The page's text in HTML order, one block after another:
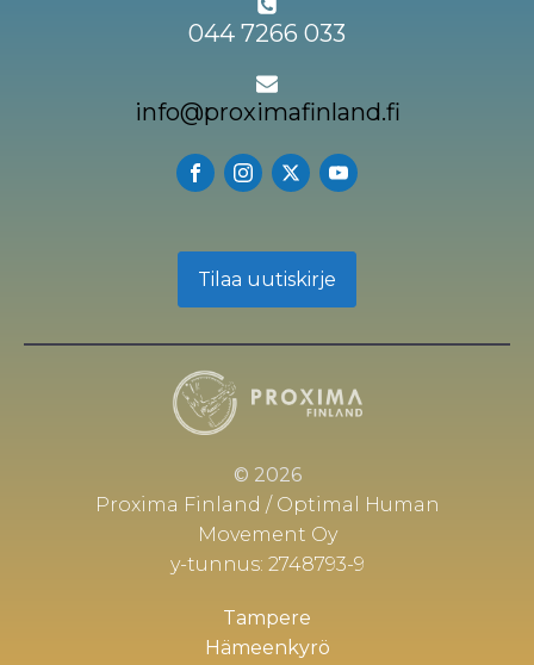
044 7266 033
info@proximafinland.fi
Tilaa uutiskirje
© 2026
Proxima Finland / Optimal Human
Movement Oy
y-tunnus: 2748793-9
Tampere
Hämeenkyrö